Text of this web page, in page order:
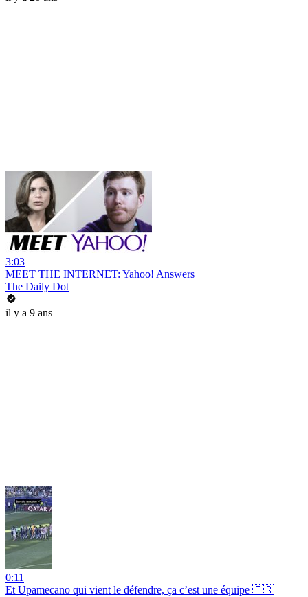
3:03
MEET THE INTERNET: Yahoo! Answers
The Daily Dot
il y a 9 ans
0:11
Et Upamecano qui vient le défendre, ça c’est une équipe 🇫🇷